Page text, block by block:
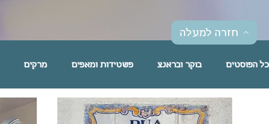
חזרה למעלה
כל הפוסטים בוקר ובראנצ פשטידות ומאפים מרקים
פסטה אורז דגנים קטניות שוקולד